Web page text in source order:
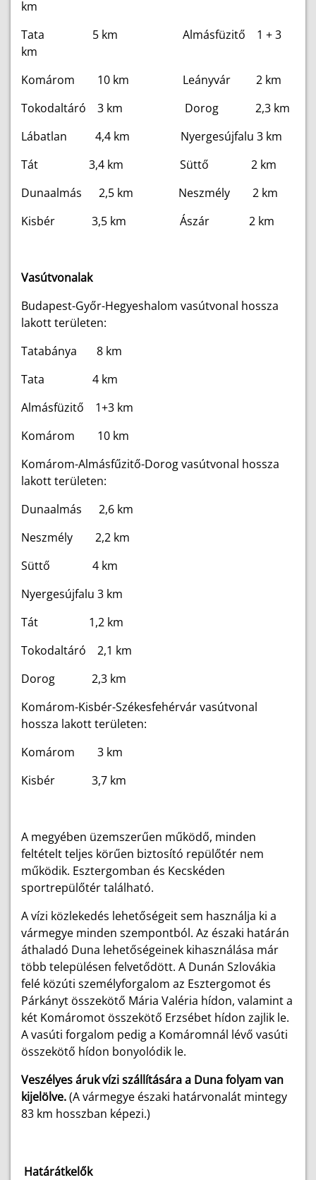
km
Tata 5 km Almásfüzitő 1 + 3
km
Komárom 10 km Leányvár 2 km
Tokodaltáró 3 km Dorog 2,3 km
Lábatlan 4,4 km Nyergesújfalu 3 km
Tát 3,4 km Süttő 2 km
Dunaalmás 2,5 km Neszmély 2 km
Kisbér 3,5 km Ászár 2 km
Vasútvonalak
Budapest-Győr-Hegyeshalom vasútvonal hossza
lakott területen:
Tatabánya 8 km
Tata 4 km
Almásfüzitő 1+3 km
Komárom 10 km
Komárom-Almásfűzitő-Dorog vasútvonal hossza
lakott területen:
Dunaalmás 2,6 km
Neszmély 2,2 km
Süttő 4 km
Nyergesújfalu 3 km
Tát 1,2 km
Tokodaltáró 2,1 km
Dorog 2,3 km
Komárom-Kisbér-Székesfehérvár vasútvonal
hossza lakott területen:
Komárom 3 km
Kisbér 3,7 km
A megyében üzemszerűen működő, minden
feltételt teljes körűen biztosító repülőtér nem
működik. Esztergomban és Kecskéden
sportrepülőtér található.
A vízi közlekedés lehetőségeit sem használja ki a
vármegye minden szempontból. Az északi határán
áthaladó Duna lehetőségeinek kihasználása már
több településen felvetődött. A Dunán Szlovákia
felé közúti személyforgalom az Esztergomot és
Párkányt összekötő Mária Valéria hídon, valamint a
két Komáromot összekötő Erzsébet hídon zajlik le.
A vasúti forgalom pedig a Komáromnál lévő vasúti
összekötő hídon bonyolódik le.
Veszélyes áruk vízi szállítására a Duna folyam van
kijelölve.(A vármegye északi határvonalát mintegy
83 km hosszban képezi.)
Határátkelők